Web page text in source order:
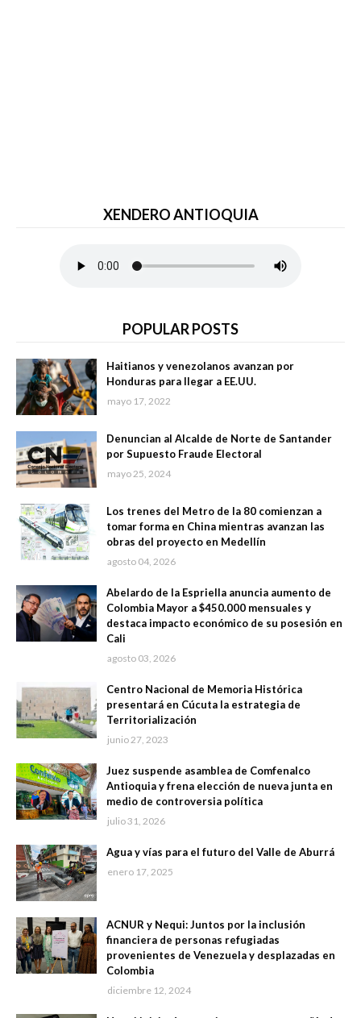
XENDERO ANTIOQUIA
POPULAR POSTS
Haitianos y venezolanos avanzan por
Honduras para llegar a EE.UU.
mayo 17, 2022
Denuncian al Alcalde de Norte de Santander
por Supuesto Fraude Electoral
mayo 25, 2024
Los trenes del Metro de la 80 comienzan a
tomar forma en China mientras avanzan las
obras del proyecto en Medellín
agosto 04, 2026
Abelardo de la Espriella anuncia aumento de
Colombia Mayor a $450.000 mensuales y
destaca impacto económico de su posesión en
Cali
agosto 03, 2026
Centro Nacional de Memoria Histórica
presentará en Cúcuta la estrategia de
Territorialización
junio 27, 2023
Juez suspende asamblea de Comfenalco
Antioquia y frena elección de nueva junta en
medio de controversia política
julio 31, 2026
Agua y vías para el futuro del Valle de Aburrá
enero 17, 2025
ACNUR y Nequi: Juntos por la inclusión
financiera de personas refugiadas
provenientes de Venezuela y desplazadas en
Colombia
diciembre 12, 2024